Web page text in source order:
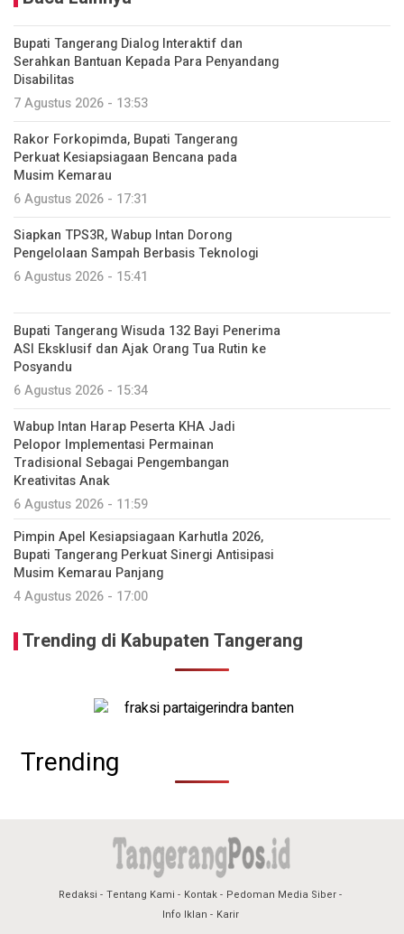
Bupati Tangerang Dialog Interaktif dan
Serahkan Bantuan Kepada Para Penyandang
Disabilitas
7 Agustus 2026 - 13:53
Rakor Forkopimda, Bupati Tangerang
Perkuat Kesiapsiagaan Bencana pada
Musim Kemarau
6 Agustus 2026 - 17:31
Siapkan TPS3R, Wabup Intan Dorong
Pengelolaan Sampah Berbasis Teknologi
6 Agustus 2026 - 15:41
Bupati Tangerang Wisuda 132 Bayi Penerima
ASI Eksklusif dan Ajak Orang Tua Rutin ke
Posyandu
6 Agustus 2026 - 15:34
Wabup Intan Harap Peserta KHA Jadi
Pelopor Implementasi Permainan
Tradisional Sebagai Pengembangan
Kreativitas Anak
6 Agustus 2026 - 11:59
Pimpin Apel Kesiapsiagaan Karhutla 2026,
Bupati Tangerang Perkuat Sinergi Antisipasi
Musim Kemarau Panjang
4 Agustus 2026 - 17:00
Trending di Kabupaten Tangerang
Trending
Redaksi Tentang Kami Kontak
Pedoman Media Siber
Info Iklan
Karir